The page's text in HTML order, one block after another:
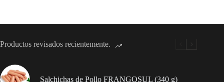
Productos revisados recientemente.
Salchichas de Pollo FRANGOSUL (340 g)